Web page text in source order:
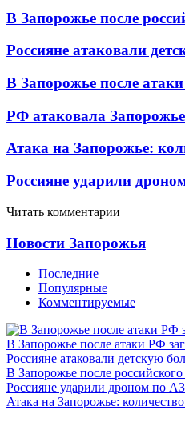
В Запорожье после
Россияне атаковали
В Запорожье после
РФ атаковала
Атака на Запорожье:
Россияне ударили
Читать комментарии
Новости Запорожья
Последние
Популярные
Комментируемые
В Запорожье после атаки РФ
Россияне атаковали детскую
В Запорожье после
Россияне ударили дроном по
Атака на Запорожье: